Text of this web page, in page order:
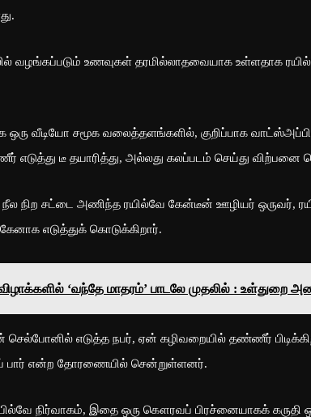
வழங்கப்படும் உணவுகள் தரமில்லாதவையாக உள்ளதாக
ஒரு வீடியோ சமூக வலைத்தளங்களில், குறிப்பாக
எடுத்து டீ தயாரித்து, அல்லது கலப்படம் செய்து விற்பனை
நிற சட்டை அணிந்த ரயில்வே கேன்டீன் ஊழியர் ஒருவர்,
எடுத்துக் கொடுக்கிறார்.
விழாக்களில் ‘வந்தே மாதரம்’ பாடலே முதலில் : உள்துறை
எடுத்த நபர், ஏன் கழிவறையில் தண்ணீர்
பார் என்ற தோரணையில் சென்றுள்ளனர்.
நிர்வாகம், இதை ஒரு கௌரவப் பிரச்னையாகக் கருதி